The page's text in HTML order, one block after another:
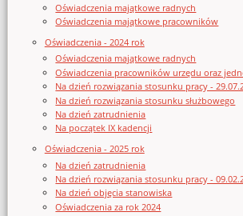
Oświadczenia majątkowe radnych
Oświadczenia majątkowe pracowników
Oświadczenia - 2024 rok
Oświadczenia majątkowe radnych
Oświadczenia pracowników urzędu oraz
Na dzień rozwiązania stosunku pracy -
Na dzień rozwiązania stosunku służbowego
Na dzień zatrudnienia
Na początek IX kadencji
Oświadczenia - 2025 rok
Na dzień zatrudnienia
Na dzień rozwiązania stosunku pracy -
Na dzień objęcia stanowiska
Oświadczenia za rok 2024